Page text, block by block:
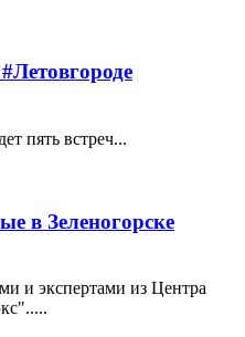
пять встреч...
в Зеленогорске
и экспертами из Центра